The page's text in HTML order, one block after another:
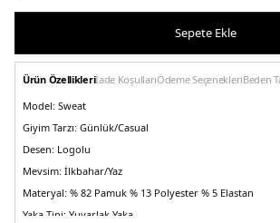
Sepete Ekle
Ürün Özellikleriİade KoşullarıÖdeme SeçenekleriBeden
Model: Sweat
Giyim Tarzı: Günlük/Casual
Desen: Logolu
Mevsim: İlkbahar/Yaz
Materyal: % 82 Pamuk % 13 Polyester % 5 Elastan
Yaka Tipi: Yuvarlak Yaka